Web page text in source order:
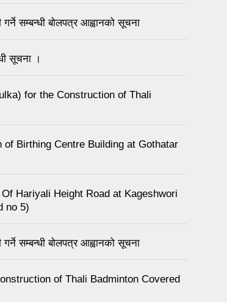
गर्ने सम्बन्धी बोलपत्र आह्वानको सूचना
सूचना ।
for the Construction of Thali
of Birthing Centre Building at Gothatar
Of Hariyali Height Road at Kageshwori
no 5)
गर्ने सम्बन्धी बोलपत्र आह्वानको सूचना
of Thali Badminton Covered